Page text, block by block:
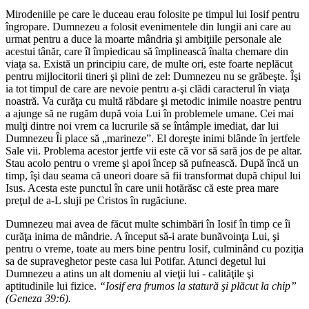
Mirodeniile pe care le duceau erau folosite pe timpul lui Iosif pentru
îngropare. Dumnezeu a folosit evenimentele din lungii ani care au
urmat pentru a duce la moarte mândria şi ambiţiile personale ale
acestui tânăr, care îl împiedicau să împlinească înalta chemare din
viaţa sa. Există un principiu care, de multe ori, este foarte neplăcut
pentru mijlocitorii tineri şi plini de zel: Dumnezeu nu se grăbeşte. Îşi
ia tot timpul de care are nevoie pentru a-şi clădi caracterul în viaţa
noastră. Va curăţa cu multă răbdare şi metodic inimile noastre pentru
a ajunge să ne rugăm după voia Lui în problemele umane. Cei mai
mulţi dintre noi vrem ca lucrurile să se întâmple imediat, dar lui
Dumnezeu Îi place să „marineze”. El doreşte inimi blânde în jertfele
Sale vii. Problema acestor jertfe vii este că vor să sară jos de pe altar.
Stau acolo pentru o vreme şi apoi încep să pufnească. După încă un
timp, îşi dau seama că uneori doare să fii transformat după chipul lui
Isus. Acesta este punctul în care unii hotărăsc că este prea mare
preţul de a-L sluji pe Cristos în rugăciune.
Dumnezeu mai avea de făcut multe schimbări în Iosif în timp ce îi
curăţa inima de mândrie. A început să-i arate bunăvoinţa Lui, şi
pentru o vreme, toate au mers bine pentru Iosif, culminând cu poziţia
sa de supraveghetor peste casa lui Potifar. Atunci degetul lui
Dumnezeu a atins un alt domeniu al vieţii lui - calităţile şi
aptitudinile lui fizice. “Iosif era frumos la statură şi plăcut la chip”
(Geneza 39:6).